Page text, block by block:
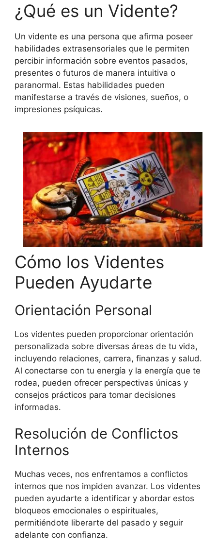
¿Qué es un Vidente?
Un vidente es una persona que afirma poseer
habilidades extrasensoriales que le permiten
percibir información sobre eventos pasados,
presentes o futuros de manera intuitiva o
paranormal. Estas habilidades pueden
manifestarse a través de visiones, sueños, o
impresiones psíquicas.
Cómo los Videntes
Pueden Ayudarte
Orientación Personal
Los videntes pueden proporcionar orientación
personalizada sobre diversas áreas de tu vida,
incluyendo relaciones, carrera, finanzas y salud.
Al conectarse con tu energía y la energía que te
rodea, pueden ofrecer perspectivas únicas y
consejos prácticos para tomar decisiones
informadas.
Resolución de Conflictos
Internos
Muchas veces, nos enfrentamos a conflictos
internos que nos impiden avanzar. Los videntes
pueden ayudarte a identificar y abordar estos
bloqueos emocionales o espirituales,
permitiéndote liberarte del pasado y seguir
adelante con confianza.